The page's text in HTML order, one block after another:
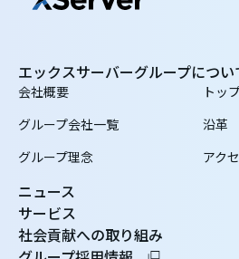
エックスサーバーグループについ
会社概要
グループ会社一覧
グループ理念
トッ
沿革
アク
ニュース
サービス
社会貢献への取り組み